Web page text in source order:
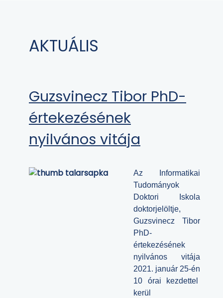
AKTUÁLIS
Guzsvinecz Tibor PhD-
értekezésének
nyilvános vitája
Az Informatikai
Tudományok
Doktori Iskola
doktorjelöltje,
Guzsvinecz Tibor
PhD-
értekezésének
nyilvános vitája
2021. január 25-én
10 órai kezdettel
kerül